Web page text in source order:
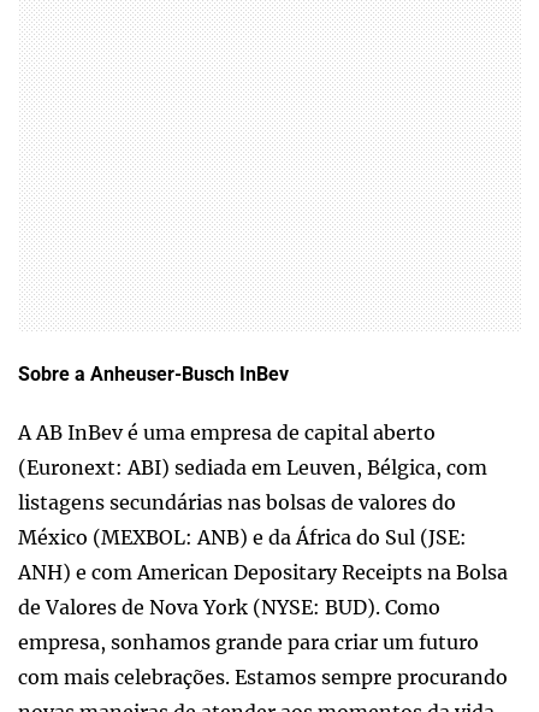
Sobre a Anheuser-Busch InBev
A AB InBev é uma empresa de capital aberto
(Euronext: ABI) sediada em Leuven, Bélgica, com
listagens secundárias nas bolsas de valores do
México (MEXBOL: ANB) e da África do Sul (JSE:
ANH) e com American Depositary Receipts na Bolsa
de Valores de Nova York (NYSE: BUD). Como
empresa, sonhamos grande para criar um futuro
com mais celebrações. Estamos sempre procurando